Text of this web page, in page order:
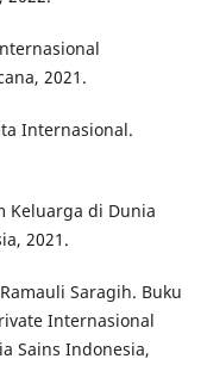
2021.
Internasional.
Keluarga di Dunia
2021.
Saragih. Buku
Internasional
Sains Indonesia,